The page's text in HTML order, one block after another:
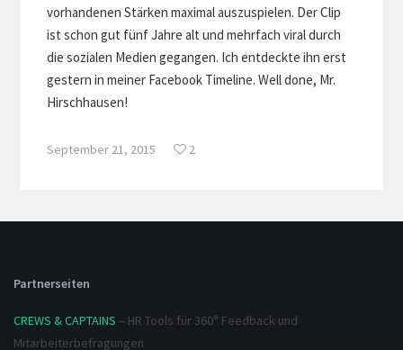
vorhandenen Stärken maximal auszuspielen. Der Clip
ist schon gut fünf Jahre alt und mehrfach viral durch
die sozialen Medien gegangen. Ich entdeckte ihn erst
gestern in meiner Facebook Timeline. Well done, Mr.
Hirschhausen!
September 21, 2015 2
Partnerseiten
CREWS & CAPTAINS – HR Tools für 360° Feedback und
Mitarbeiterbefragungen